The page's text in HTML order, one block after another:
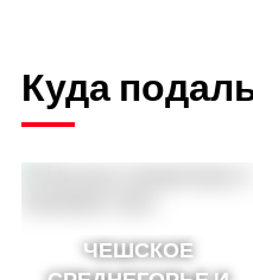
Куда
ЧЕШСКОЕ